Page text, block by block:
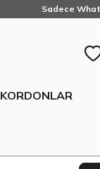
Sadece
KORDONLAR